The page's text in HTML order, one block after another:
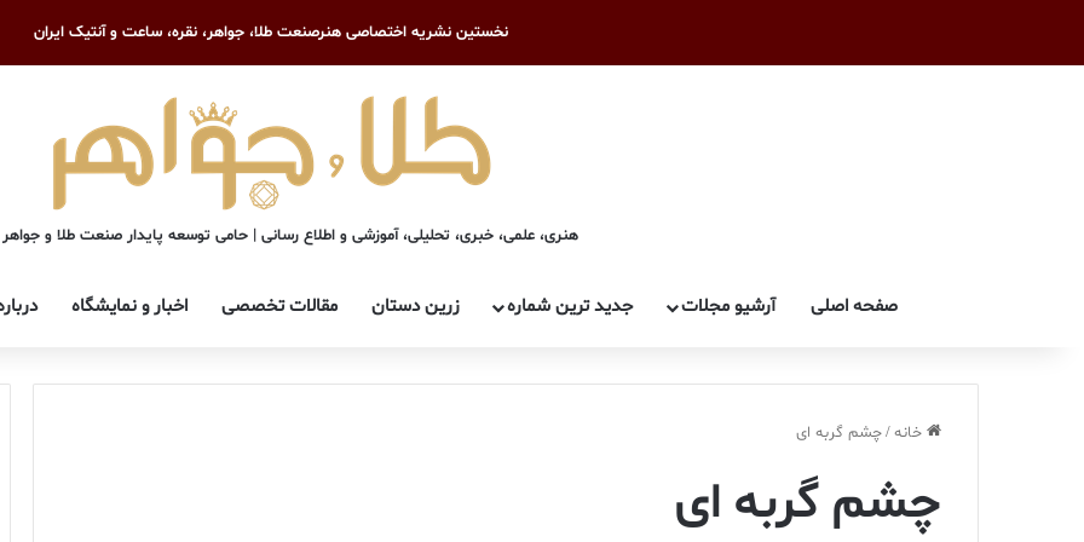
نخستین نشریه اختصاصی هنرصنعت طلا، جواهر، نقره، ساعت و آنتیک ایران
هنری، علمی، خبری، تحلیلی، آموزشی و اطلاع رسانی | حامی توسعه پایدار صنعت طلا و
صفحه اصلی آرشیو مجلات جدید ترین شماره زرین دستان مقالات تخصصی اخبار و نمایشگاه
خانه/چشم گربه ای
چشم گربه ای